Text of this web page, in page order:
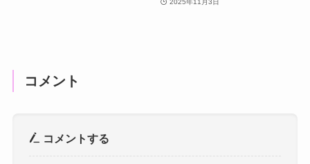
2025年11月3日
コメント
コメントする